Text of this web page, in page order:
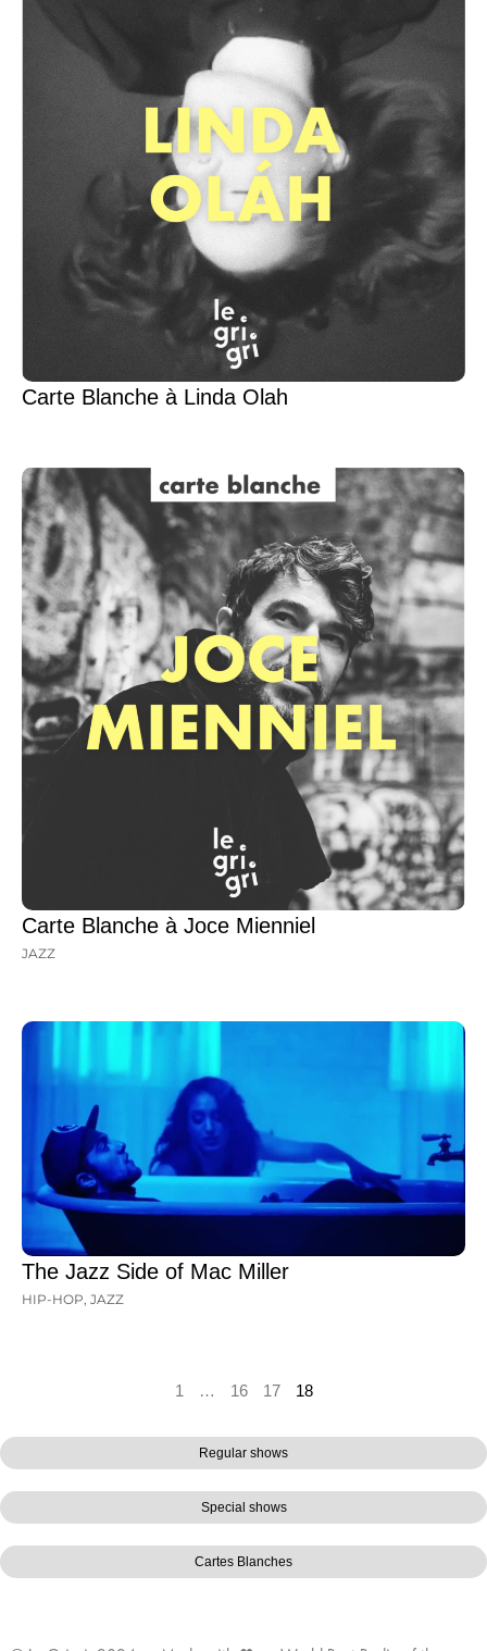
Regular shows
Special shows
Cartes Blanches
Carte Blanche à Linda Olah
Carte Blanche à Joce Mienniel
JAZZ
The Jazz Side of Mac Miller
HIP-HOP JAZZ
1 … 16 17 18